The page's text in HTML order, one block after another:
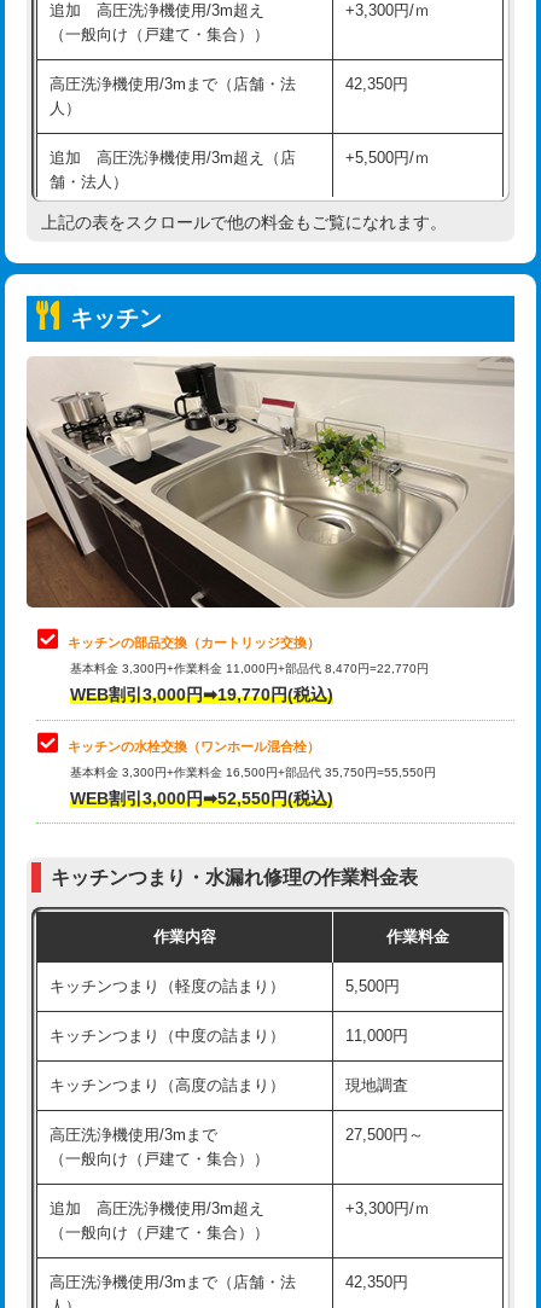
交換・取付（その他部品） 11,000円+材料費
持込商品取付（単水栓） 13,200円
持込商品取付（混合水栓）
持込商品取付（浄水器・分岐水栓） 16,500円
持込商品取付（温水洗浄便座） 22,000円
持込商品取付（普通便座⇔温水洗浄便
22,000円
給水管工事※（ホール加工)
給水管工事※（バンド止め) 3,300円
給水管工事※（支持金具設置) 5,500円
給水管工事※（保温材使用（バンド止
め込み）)
5,500円
給水管工事※（土の掘削・埋め戻し作
11,000円
給水管工事※（塩ビ管（VP・HI）使
用/3ｍまで)
給水管工事※（塩ビ管（VP・HI）使
用（追加）/3ｍ超え)
給水管工事※（ライニング鋼管・銅
管・ポリ管・HT管使用/3ｍまで)
44,000円
管・ポリ管・HT管使用/3ｍ超え)
排水管工事（土の掘削・埋め戻し作
11,000円~
排水管工事（排水管工事/3ｍまで） 55,000円
排水管工事（追加 排水管工事/3ｍ超
+11,000円
マス交換（深さ50㎝未満）
マス交換（深さ50㎝以上） 66,000円
コンクリート斫り（厚さ10㎝まで）
追加 高圧洗浄機使用/3m超え
（一般向け（戸建て・集合））
+3,300円/ｍ
高圧洗浄機使用/3mまで（店舗・法
人）
42,350円
追加 高圧洗浄機使用/3m超え（店
舗・法人）
+5,500円/ｍ
高度高圧洗浄換 現地調査
トーラー機使用/3mまで
追加トーラー機使用/3m超え +3,300円
カメラ調査 33,000円
桝清掃 8,800円
止水・漏水調査・防水処理・清掃・修
理・調整・分解・加工など（軽作業）
11,000円
止水・漏水調査・防水処理・清掃・修
理・調整・分解・加工など（中作業）
22,000円
止水・漏水調査・防水処理・清掃・修
理・調整・分解・加工など（重作業）
33,000円
お風呂タンク脱着
その他部品の脱着
式・ワンホール）)
交換・取付(排水栓・排水トラップ
22,000円+材料費
持込商品取付（単水栓）
持込商品取付（混合水栓） 16,500円
上記の表をスクロールで他の料金もご覧になれます。
キッチン
キッチンの部品交換（カートリッジ交換）
基本料金 3,300円+作業料金 11,000円+部品代 8,470円=22,770円
WEB割引3,000円➡19,770円(税込)
キッチンの水栓交換（ワンホール混合栓）
基本料金 3,300円+作業料金 16,500円+部品代 35,750円=55,550円
WEB割引3,000円➡52,550円(税込)
キッチンつまり・水漏れ修理の作業料金表
作業内容 作業料金
キッチンつまり（軽度の詰まり） 5,500円
キッチンつまり（中度の詰まり） 11,000円
キッチンつまり（高度の詰まり） 現地調査
高圧洗浄機使用/3mまで
（一般向け（戸建て・集合））
27,500円～
追加 高圧洗浄機使用/3m超え
（一般向け（戸建て・集合））
+3,300円/ｍ
高圧洗浄機使用/3mまで（店舗・法
42,350円